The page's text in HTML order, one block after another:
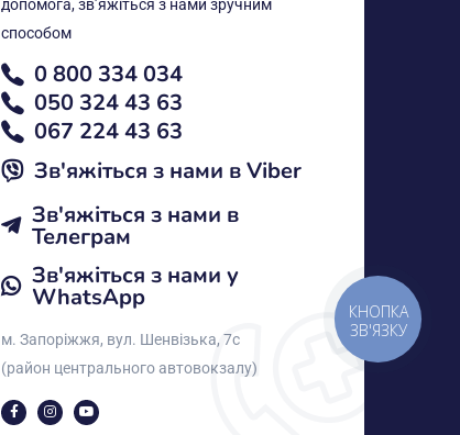
допомога, звʼяжіться з нами зручним
способом
0 800 334 034
050 324 43 63
067 224 43 63
Зв'яжіться з нами в Vіber
Зв'яжіться з нами в
Телеграм
Зв'яжіться з нами у
WhatsApp
м. Запоріжжя, вул. Шенвізька, 7с
(район центрального автовокзалу)
КНОПКА
ЗВ'ЯЗКУ